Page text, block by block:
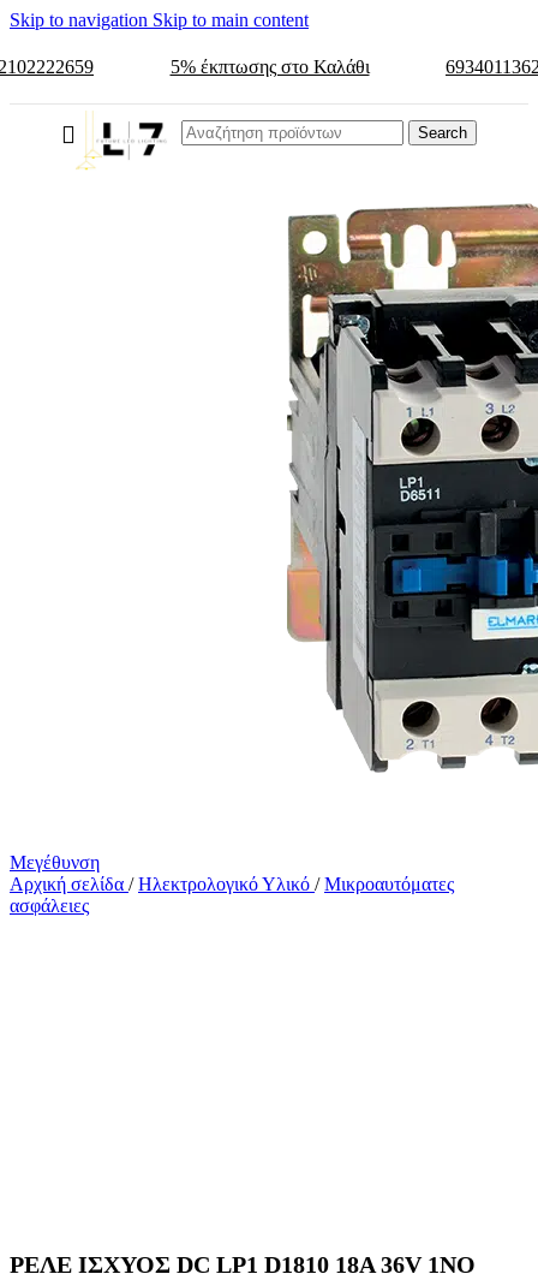
Skip to navigation Skip to main content
5% έκπτωσης στο Καλάθι
Search
Μεγέθυνση
Αρχική σελίδα / Ηλεκτρολογικό Υλικό / Μικροαυτόματες
ασφάλειες
ΡΕΛΕ ΙΣΧΥΟΣ DC LP1 D1810 18A 36V 1ΝΟ